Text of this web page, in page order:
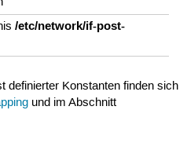
/etc/network/if-post-
definierter Konstanten finden sich
und im Abschnitt